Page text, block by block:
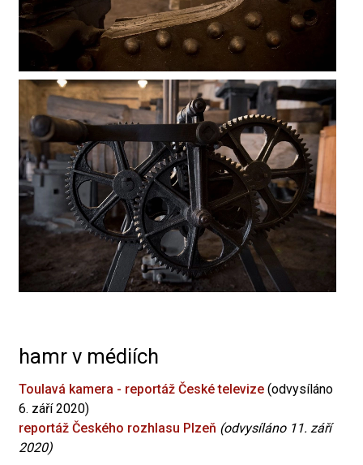
hamr v médiích
Toulavá kamera - reportáž České televize (odvysíláno
6. září 2020)
reportáž Českého rozhlasu Plzeň (odvysíláno 11. září
2020)